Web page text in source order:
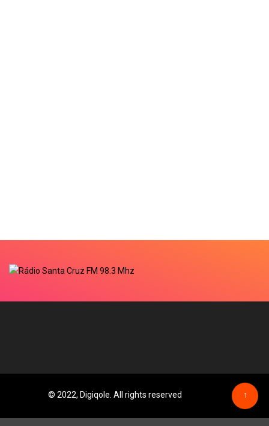
© 2022, Digiqole. All rights reserved ↑